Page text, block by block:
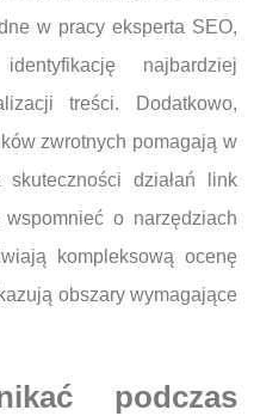
w pracy eksperta SEO,
najbardziej
treści. Dodatkowo,
zwrotnych pomagają w
działań link
o narzędziach
kompleksową ocenę
obszary wymagające
podczas